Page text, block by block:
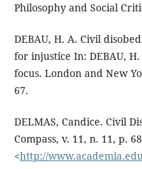
Philosophy and Social
DEBAU, H. A. Civil
for injustice In: DEBAU,
focus. London and New
67.
DELMAS, Candice. Civil
Compass, v. 11, n. 11, p.
<http://